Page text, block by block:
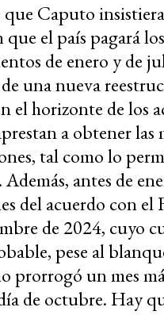
que Caputo
el país pagará los
de enero y de
una nueva
el horizonte de los
a obtener las
tal como lo
antes de
del acuerdo con
de 2024, cuyo
pese al
prorrogó un mes
de octubre. Hay